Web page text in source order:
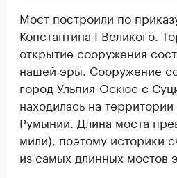
Мост построили по
Константина I Великого.
открытие сооружения
нашей эры. Сооружение
город Ульпия-Оскюс с
находилась на
Румынии. Длина моста
мили), поэтому историки
из самых длинных мостов